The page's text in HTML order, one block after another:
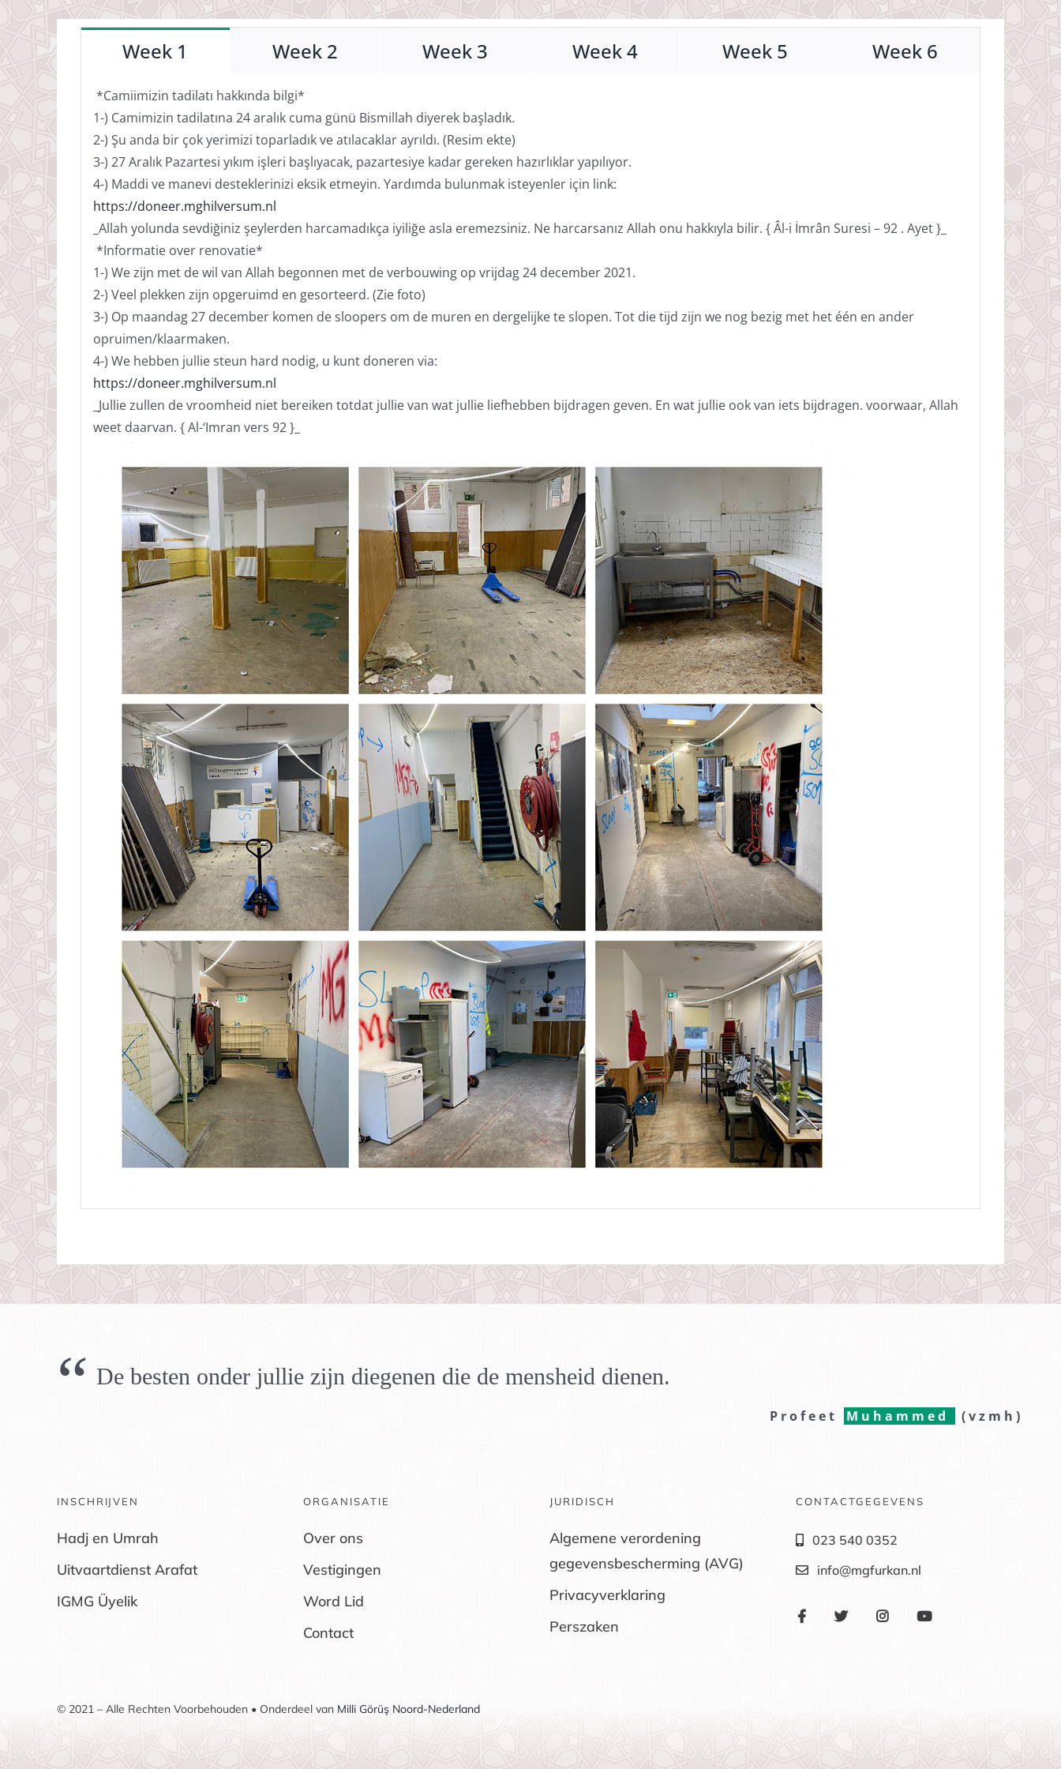
Week 1 Week 2 Week 3 Week 4 Week 5 Week 6
*Camiimizin tadilatı hakkında bilgi*
1-) Camimizin tadilatına 24 aralık cuma günü Bismillah diyerek başladık.
2-) Şu anda bir çok yerimizi toparladık ve atılacaklar ayrıldı. (Resim ekte)
3-) 27 Aralık Pazartesi yıkım işleri başlıyacak, pazartesiye kadar gereken hazırlıklar yapılıyor.
4-) Maddi ve manevi desteklerinizi eksik etmeyin. Yardımda bulunmak isteyenler için link:
https://doneer.mghilversum.nl
_Allah yolunda sevdiğiniz şeylerden harcamadıkça iyiliğe asla eremezsiniz. Ne harcarsanız Allah onu hakkıyla bilir. { Âl-i İmrân Suresi – 92 . Ayet }_
*Informatie over renovatie*
1-) We zijn met de wil van Allah begonnen met de verbouwing op vrijdag 24 december 2021.
2-) Veel plekken zijn opgeruimd en gesorteerd. (Zie foto)
3-) Op maandag 27 december komen de sloopers om de muren en dergelijke te slopen. Tot die tijd zijn we nog bezig met het één en ander
opruimen/klaarmaken.
4-) We hebben jullie steun hard nodig, u kunt doneren via:
https://doneer.mghilversum.nl
_Jullie zullen de vroomheid niet bereiken totdat jullie van wat jullie liefhebben bijdragen geven. En wat jullie ook van iets bijdragen. voorwaar, Allah
weet daarvan. { Al-‘Imran vers 92 }_
“ De besten onder jullie zijn diegenen die de mensheid dienen.
Profeet Muhammed (vzmh)
INSCHRIJVEN
Hadj en Umrah
Uitvaartdienst Arafat
IGMG Üyelik
ORGANISATIE
Over ons
Vestigingen
Word Lid
Contact
JURIDISCH
Algemene verordening
gegevensbescherming (AVG)
Privacyverklaring
Perszaken
CONTACTGEGEVENS
023 540 0352
info@mgfurkan.nl
© 2021 – Alle Rechten Voorbehouden • Onderdeel van Milli Görüş Noord-Nederland